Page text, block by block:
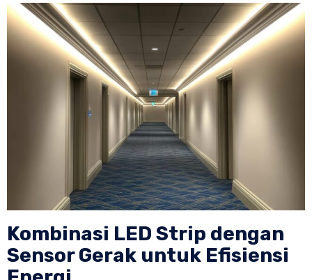
Kombinasi LED Strip dengan
Sensor Gerak untuk Efisiensi